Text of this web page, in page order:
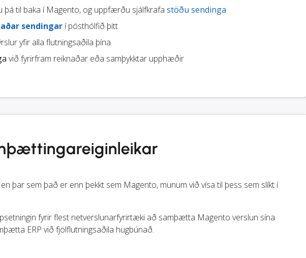
þá til baka í Magento, og uppfærðu sjálfkrafa stöðu sendinga
sendingar í pósthólfið þitt
yfir alla flutningsaðila þína
við fyrirfram reiknaðar eða samþykktar upphæðir
þar sem það er enn þekkt sem Magento, munum við vísa til þess sem slíkt í
fyrir flest netverslunarfyrirtæki að samþætta Magento verslun sína
ERP við fjölflutningsaðila hugbúnað.